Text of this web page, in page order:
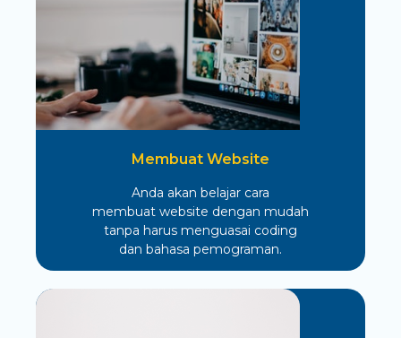
Membuat Website
Anda akan belajar cara
membuat website dengan mudah
tanpa harus menguasai coding
dan bahasa pemograman.